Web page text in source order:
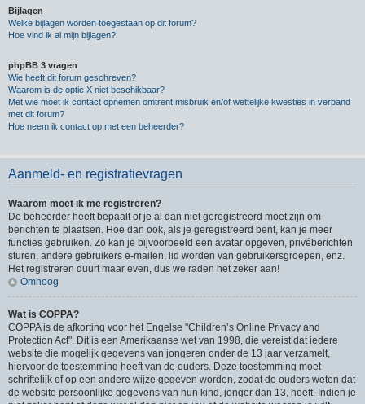
Bijlagen
Welke bijlagen worden toegestaan op dit forum?
Hoe vind ik al mijn bijlagen?
phpBB 3 vragen
Wie heeft dit forum geschreven?
Waarom is de optie X niet beschikbaar?
Met wie moet ik contact opnemen omtrent misbruik en/of wettelijke kwesties in verband
met dit forum?
Hoe neem ik contact op met een beheerder?
Aanmeld- en registratievragen
Waarom moet ik me registreren?
De beheerder heeft bepaalt of je al dan niet geregistreerd moet zijn om
berichten te plaatsen. Hoe dan ook, als je geregistreerd bent, kan je meer
functies gebruiken. Zo kan je bijvoorbeeld een avatar opgeven, privéberichten
sturen, andere gebruikers e-mailen, lid worden van gebruikersgroepen, enz.
Het registreren duurt maar even, dus we raden het zeker aan!
Omhoog
Wat is COPPA?
COPPA is de afkorting voor het Engelse "Children’s Online Privacy and
Protection Act". Dit is een Amerikaanse wet van 1998, die vereist dat iedere
website die mogelijk gegevens van jongeren onder de 13 jaar verzamelt,
hiervoor de toestemming heeft van de ouders. Deze toestemming moet
schriftelijk of op een andere wijze gegeven worden, zodat de ouders weten dat
de website persoonlijke gegevens van hun kind, jonger dan 13, heeft. Indien je